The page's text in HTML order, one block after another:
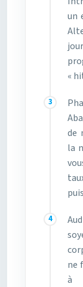
un
«
de
la
ne
à